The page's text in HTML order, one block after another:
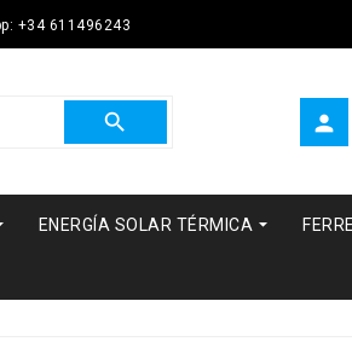
+34 611496243
 
ENERGÍA SOLAR TÉRMICA 